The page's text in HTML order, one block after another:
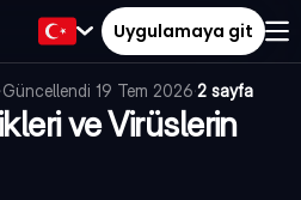
Uygulamaya git
·Güncellendi 19 Tem 2026·2 sayfa
ve Virüslerin